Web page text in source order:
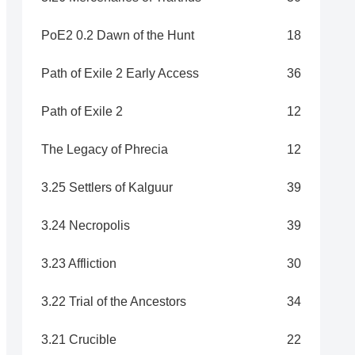
PoE2 0.2 Dawn of the Hunt 18
Path of Exile 2 Early Access 36
Path of Exile 2 12
The Legacy of Phrecia 12
3.25 Settlers of Kalguur 39
3.24 Necropolis 39
3.23 Affliction 30
3.22 Trial of the Ancestors 34
3.21 Crucible 22